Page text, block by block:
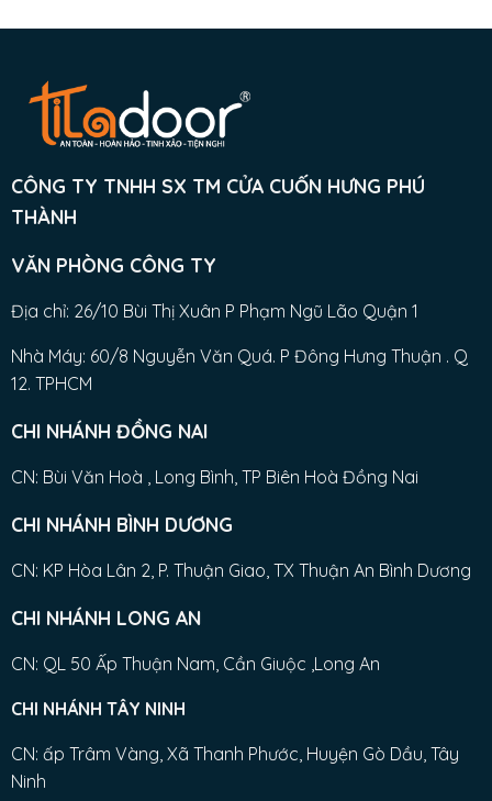
CÔNG TY TNHH SX TM CỬA CUỐN HƯNG PHÚ
THÀNH
VĂN PHÒNG CÔNG TY
Địa chỉ: 26/10 Bùi Thị Xuân P Phạm Ngũ Lão Quận 1
Nhà Máy: 60/8 Nguyễn Văn Quá. P Đông Hưng Thuận . Q
12. TPHCM
CHI NHÁNH ĐỒNG NAI
CN: Bùi Văn Hoà , Long Bình, TP Biên Hoà Đồng Nai
CHI NHÁNH BÌNH DƯƠNG
CN: KP Hòa Lân 2, P. Thuận Giao, TX Thuận An Bình Dương
CHI NHÁNH LONG AN
CN: QL 50 Ấp Thuận Nam, Cần Giuộc ,Long An
CHI NHÁNH TÂY NINH
CN: ấp Trâm Vàng, Xã Thanh Phước, Huyện Gò Dầu, Tây
Ninh